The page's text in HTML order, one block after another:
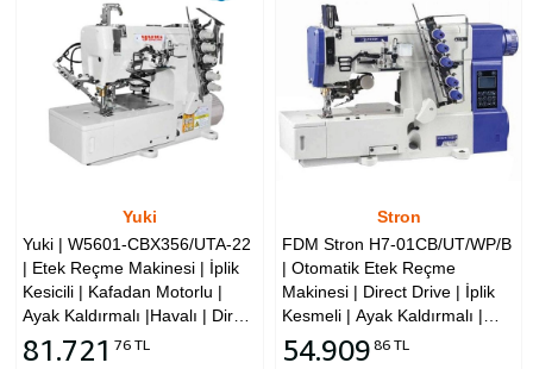
Yuki
Yuki | W5601-CBX356/UTA-22
| Etek Reçme Makinesi | İplik
Kesicili | Kafadan Motorlu |
Ayak Kaldırmalı |Havalı | Direct
Drive
81.721 76 TL
Stron
FDM Stron H7-01CB/UT/WP/B
| Otomatik Etek Reçme
Makinesi | Direct Drive | İplik
Kesmeli | Ayak Kaldırmalı |
Kafadan Motorlu
54.909 86 TL